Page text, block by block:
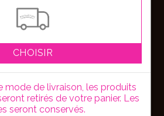
plans ou événements,
informés en vous
à notre newsletter !
S'inscrire
CHOISIR
mode de livraison, les produits
retirés de votre panier. Les
seront conservés.